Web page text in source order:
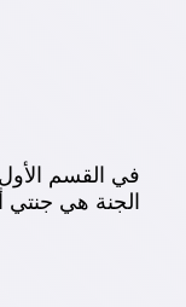
في القسم
الجنة هي جنتي